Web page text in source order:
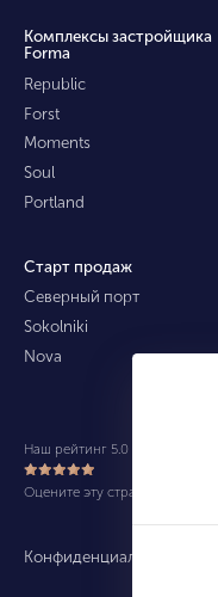
Комплексы застройщика
Forma
Republic
Forst
Moments
Soul
Portland
Старт продаж
Северный порт
Sokolniki
Nova
Конфиденциальность
Наш рейтинг 5.0 из 5 (490)
Оцените эту страницу